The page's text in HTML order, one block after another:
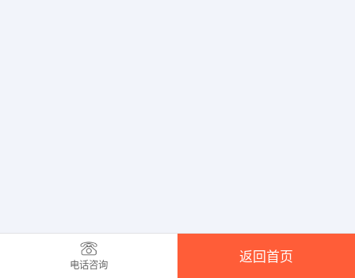
电话咨询
返回首页